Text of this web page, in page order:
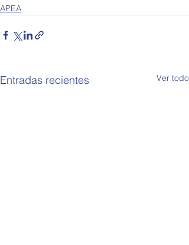
APEA
Entradas recientes Ver todo